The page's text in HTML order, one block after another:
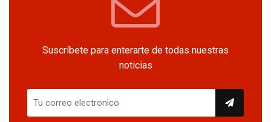
Suscríbete para enterarte de todas nuestras
noticias